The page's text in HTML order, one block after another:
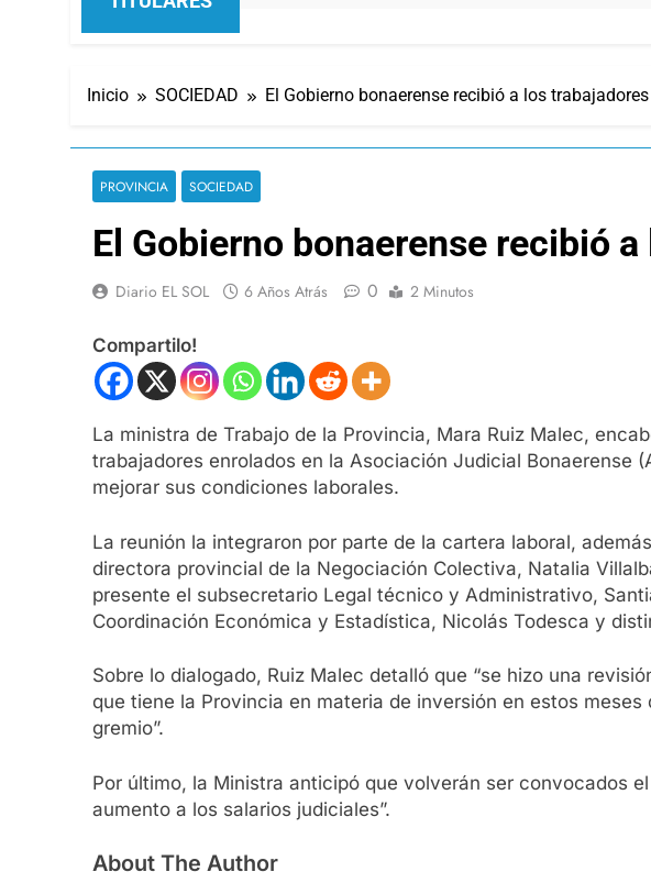
Inicio SOCIEDAD El Gobierno bonaerense recibió a los
PROVINCIA SOCIEDAD
El Gobierno bonaerense recibió
Diario EL SOL 6 Años Atrás 0 2 Minutos
Compartilo!
La ministra de Trabajo de la Provincia, Mara Ruiz Malec,
trabajadores enrolados en la Asociación Judicial Bonaerense
mejorar sus condiciones laborales.
La reunión la integraron por parte de la cartera laboral,
directora provincial de la Negociación Colectiva, Natalia
presente el subsecretario Legal técnico y Administrativo,
Coordinación Económica y Estadística, Nicolás Todesca y
Sobre lo dialogado, Ruiz Malec detalló que “se hizo una
que tiene la Provincia en materia de inversión en estos
gremio”.
Por último, la Ministra anticipó que volverán ser convocados
aumento a los salarios judiciales”.
About The Author